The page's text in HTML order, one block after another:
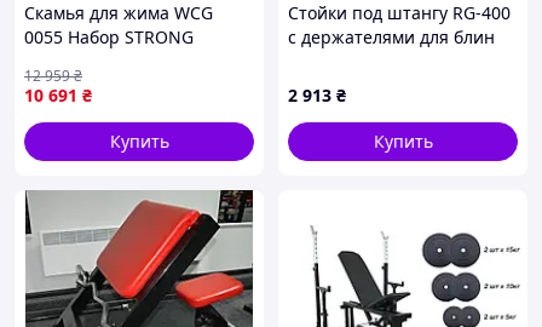
Скамья для жима WCG
0055 Набор STRONG
10 691 ₴
12 959₴
Купить
Стойки под штангу RG-400
с держателями для блин
2 913 ₴
Купить